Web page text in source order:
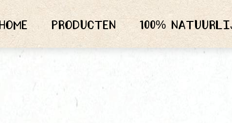
Home Producten 100%